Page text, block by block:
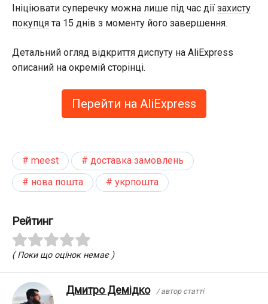
Ініціювати суперечку можна лише під час дії захисту
покупця та 15 днів з моменту його завершення.
Детальний огляд відкриття диспуту на AliExpress
описаний на окремій сторінці.
Перейти на AliExpress
meest
доставка замовлень
нова пошта
укрпошта
Рейтинг
( Поки що оцінок немає )
Дмитро Демідко / автор статті